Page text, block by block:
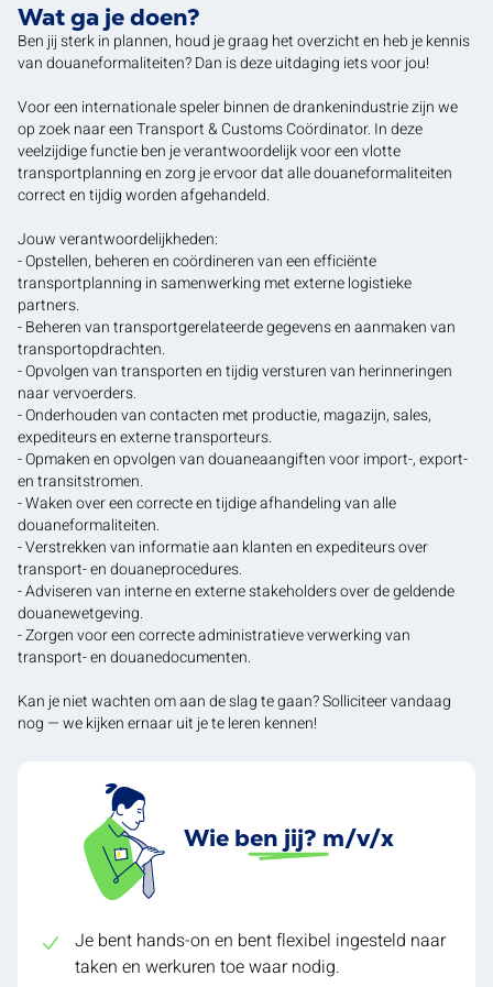
Wat ga je doen?
Ben jij sterk in plannen, houd je graag het overzicht en heb je kennis
van douaneformaliteiten? Dan is deze uitdaging iets voor jou!
Voor een internationale speler binnen de drankenindustrie zijn we
op zoek naar een Transport & Customs Coördinator. In deze
veelzijdige functie ben je verantwoordelijk voor een vlotte
transportplanning en zorg je ervoor dat alle douaneformaliteiten
correct en tijdig worden afgehandeld.
Jouw verantwoordelijkheden:
- Opstellen, beheren en coördineren van een efficiënte
transportplanning in samenwerking met externe logistieke
partners.
- Beheren van transportgerelateerde gegevens en aanmaken van
transportopdrachten.
- Opvolgen van transporten en tijdig versturen van herinneringen
naar vervoerders.
- Onderhouden van contacten met productie, magazijn, sales,
expediteurs en externe transporteurs.
- Opmaken en opvolgen van douaneaangiften voor import-, export-
en transitstromen.
- Waken over een correcte en tijdige afhandeling van alle
douaneformaliteiten.
- Verstrekken van informatie aan klanten en expediteurs over
transport- en douaneprocedures.
- Adviseren van interne en externe stakeholders over de geldende
douanewetgeving.
- Zorgen voor een correcte administratieve verwerking van
transport- en douanedocumenten.
Kan je niet wachten om aan de slag te gaan? Solliciteer vandaag
nog — we kijken ernaar uit je te leren kennen!
Wie ben jij? m/v/x
Je bent hands-on en bent flexibel ingesteld naar
taken en werkuren toe waar nodig.